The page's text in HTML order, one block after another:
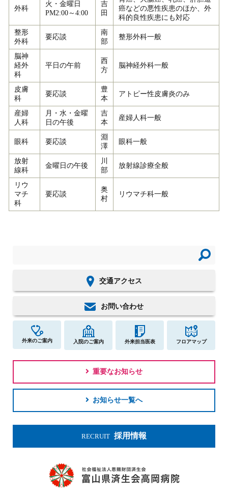
外科
火・金曜日
PM2:00～4:00
吉
田
癌などの悪性疾患のほか、外
科的良性疾患にも対応
整形
外科
要応談
南
部
整形外科一般
脳神
経外
科
平日の午前
西
方
脳神経外科一般
皮膚
科
要応談
豊
本
アトピー性皮膚炎のみ
産婦
人科
月・水・金曜
日の午後
吉
本
産婦人科一般
眼科 要応談
淵
澤
眼科一般
放射
線科
金曜日の午後
川
部
放射線診療全般
リウ
マチ
科
要応談
奥
村
リウマチ科一般
交通アクセス
お問い合わせ
外来のご案内 入院のご案内 外来担当医表 フロアマップ
重要なお知らせ
お知らせ一覧へ
RECRUIT 採用情報